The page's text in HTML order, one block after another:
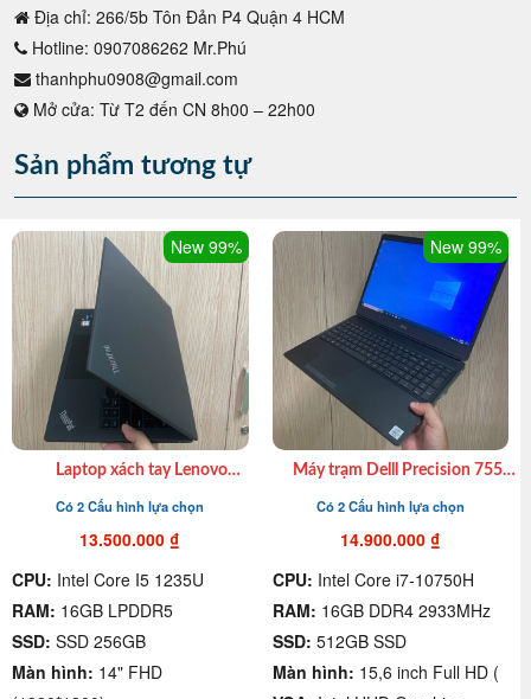
Địa chỉ: 266/5b Tôn Đản P4 Quận 4 HCM
Hotline: 0907086262 Mr.Phú
thanhphu0908@gmail.com
Mở cửa: Từ T2 đến CN 8h00 – 22h00
Sản phẩm tương tự
New 99%
Laptop xách tay Lenovo
1265U| Ram 16GB| SSD 512GB|
14″ FHD giá rẻ quận 4
Có 2 Cấu hình lựa chọn
13.500.000₫
CPU: Intel Core I5 1235U
RAM: 16GB LPDDR5
SSD: SSD 256GB
Màn hình: 14" FHD
New 99%
Máy trạm Delll Precision 7550
T2000| 15.6″ FHD
Có 2 Cấu hình lựa chọn
14.900.000 ₫
CPU: Intel Core i7-10750H
RAM: 16GB DDR4 2933MHz
SSD: 512GB SSD
Màn hình: 15,6 inch Full HD (